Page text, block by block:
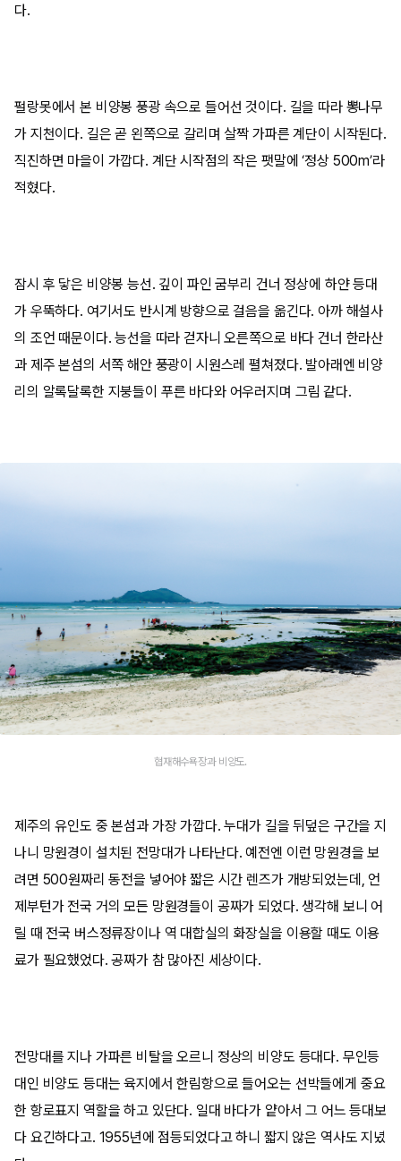
다.
펄랑못에서 본 비양봉 풍광 속으로 들어선 것이다. 길을 따라 뽕나무
가 지천이다. 길은 곧 왼쪽으로 갈리며 살짝 가파른 계단이 시작된다.
직진하면 마을이 가깝다. 계단 시작점의 작은 팻말에 ‘정상 500m’라
적혔다.
잠시 후 닿은 비양봉 능선. 깊이 파인 굼부리 건너 정상에 하얀 등대
가 우뚝하다. 여기서도 반시계 방향으로 걸음을 옮긴다. 아까 해설사
의 조언 때문이다. 능선을 따라 걷자니 오른쪽으로 바다 건너 한라산
과 제주 본섬의 서쪽 해안 풍광이 시원스레 펼쳐졌다. 발아래엔 비양
리의 알록달록한 지붕들이 푸른 바다와 어우러지며 그림 같다.
협재해수욕장과 비양도.
제주의 유인도 중 본섬과 가장 가깝다. 누대가 길을 뒤덮은 구간을 지
나니 망원경이 설치된 전망대가 나타난다. 예전엔 이런 망원경을 보
려면 500원짜리 동전을 넣어야 짧은 시간 렌즈가 개방되었는데, 언
제부턴가 전국 거의 모든 망원경들이 공짜가 되었다. 생각해 보니 어
릴 때 전국 버스정류장이나 역 대합실의 화장실을 이용할 때도 이용
료가 필요했었다. 공짜가 참 많아진 세상이다.
전망대를 지나 가파른 비탈을 오르니 정상의 비양도 등대다. 무인등
대인 비양도 등대는 육지에서 한림항으로 들어오는 선박들에게 중요
한 항로표지 역할을 하고 있단다. 일대 바다가 얕아서 그 어느 등대보
다 요긴하다고. 1955년에 점등되었다고 하니 짧지 않은 역사도 지녔